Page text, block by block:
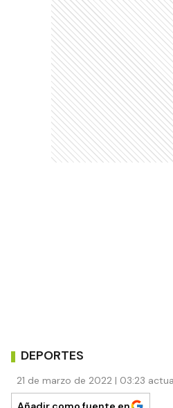
DEPORTES
21 de marzo de 2022 | 03:23